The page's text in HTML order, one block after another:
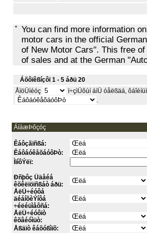
* You can find more information
motor cars in the official
of New Motor Cars". This free
of sales and at the German
Áõôïêßíçôï 1 - 5 áðü 20
ÅìöÜíéóç
ï÷çìÜôùí áíÜ óåëßäá,
.
ÁíáæÞôçóç
Êáôçãïñßá:
ÊáôáóêåõáóôÞò:
ÌïíôÝëï:
Ðñþôç Üäåéá
êõêëïöïñßáò áðü:
ÅëÜ÷éóôá
äéáíõèÝíôá
÷éëéüìåôñá:
ÅëÜ÷éóôïò
êõâéóìüò:
Åßäïò êáõóßìïõ: